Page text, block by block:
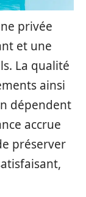
privée
et une
La qualité
ainsi
dépendent
accrue
préserver